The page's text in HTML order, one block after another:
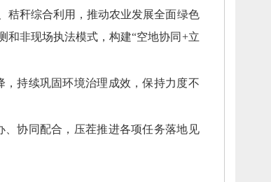
秸秆综合利用，推动农业发展全面绿色
和非现场执法模式，构建“空地协同+立
，持续巩固环境治理成效，保持力度不
、协同配合， 压茬推进各项任务落地见